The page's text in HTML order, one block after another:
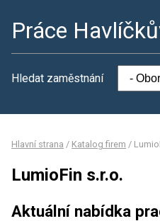
Práce
Hledat zaměstnání
Hlavní strana / Katalog firem /
LumioFin s.r.o.
Aktuální nabídka